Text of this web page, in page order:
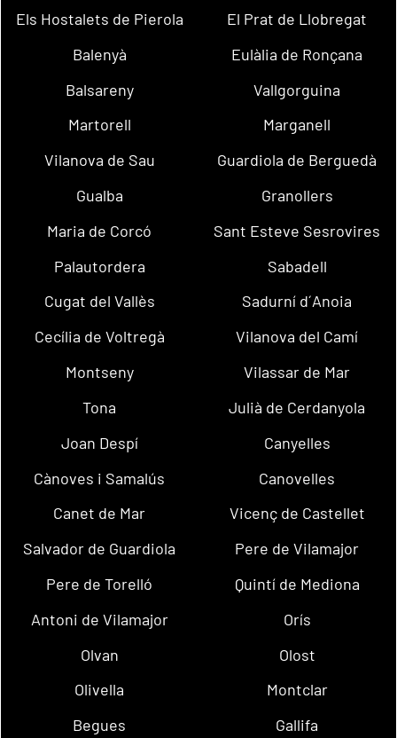
Els Hostalets de Pierola
El Prat de Llobregat
Balenyà
Eulàlia de Ronçana
Balsareny
Vallgorguina
Martorell
Marganell
Vilanova de Sau
Guardiola de Berguedà
Gualba
Granollers
Maria de Corcó
Sant Esteve Sesrovires
Palautordera
Sabadell
Cugat del Vallès
Sadurní d´Anoia
Cecília de Voltregà
Vilanova del Camí
Montseny
Vilassar de Mar
Tona
Julià de Cerdanyola
Joan Despí
Canyelles
Cànoves i Samalús
Canovelles
Canet de Mar
Vicenç de Castellet
Salvador de Guardiola
Pere de Vilamajor
Pere de Torelló
Quintí de Mediona
Antoni de Vilamajor
Orís
Olvan
Olost
Olivella
Montclar
Begues
Gallifa